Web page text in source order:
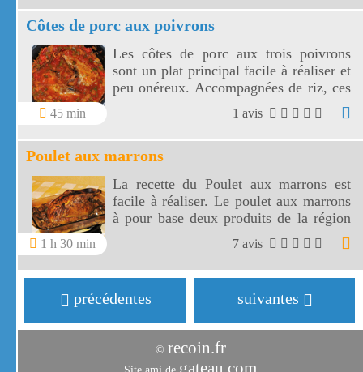
Côtes de porc aux poivrons
45 min
Les côtes de porc aux trois poivrons
sont un plat principal facile à réaliser et
peu onéreux. Accompagnées de riz, ces
côtes de porc sont sublimées par leur
sauce aux poivrons, à l'oignon et au vin
blanc.
1 avis
Poulet aux marrons
1 h 30 min
La recette du Poulet aux marrons est
facile à réaliser. Le poulet aux marrons
à pour base deux produits de la région
Rhône Alpes, le poulet de Bresse et les
7 avis
précédentes suivantes
© recoin.fr
gateau.com